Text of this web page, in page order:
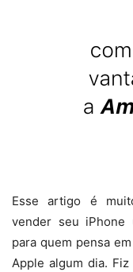
Esse artigo é
vender seu iPhone
para quem pensa
Apple algum dia.